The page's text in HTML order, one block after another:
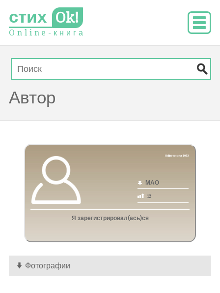
стих Ok!
O n l i n e - к н и г а
Автор
Online-книга 1053
МАО
12
Я зарегистрировал(ась)ся
Фотографии